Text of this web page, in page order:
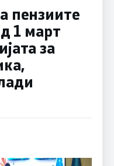
пензиите
1 март
за